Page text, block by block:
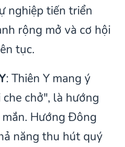
nghiệp tiến triển
rộng mở và cơ hội
tục.
: Thiên Y mang ý
chở", là hướng
Hướng Đông
năng thu hút quý